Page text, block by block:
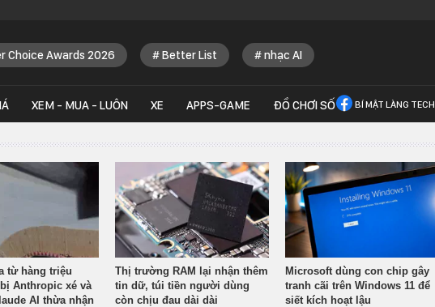
Choice Awards 2026 Better List nhạc AI
XEM - MUA - LUÔN XE APPS-GAME ĐỒ CHƠI SỐ BÍ MẬT LÀNG TECH
từ hàng triệu
Anthropic xé và
AI thừa nhận
Thị trường RAM lại nhận thêm
tin dữ, túi tiền người dùng
còn chịu đau dài dài
Microsoft dùng con chip gây
tranh cãi trên Windows 11 để
siết kích hoạt lậu